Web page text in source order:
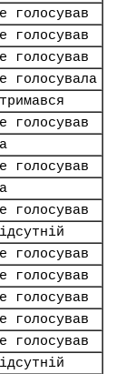
голосував
голосував
голосував
голосувала
голосував
голосував
голосував
голосував
голосував
голосував
голосував
голосував